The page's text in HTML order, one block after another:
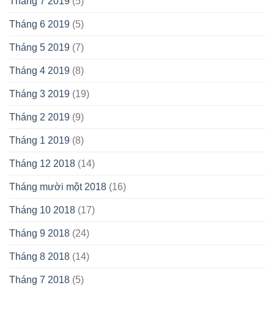
Tháng 6 2019 (5)
Tháng 5 2019 (7)
Tháng 4 2019 (8)
Tháng 3 2019 (19)
Tháng 2 2019 (9)
Tháng 1 2019 (8)
Tháng 12 2018 (14)
Tháng mười một 2018 (16)
Tháng 10 2018 (17)
Tháng 9 2018 (24)
Tháng 8 2018 (14)
Tháng 7 2018 (5)